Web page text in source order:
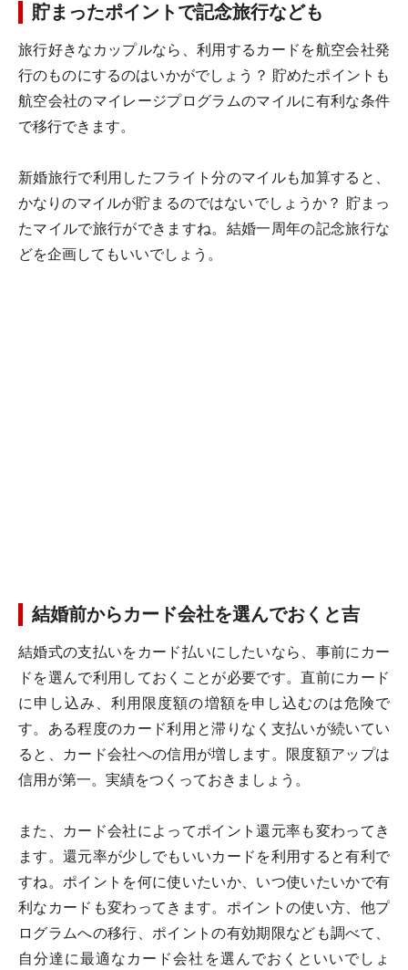
貯まったポイントで記念旅行なども
旅行好きなカップルなら、利用するカードを航空会社発
行のものにするのはいかがでしょう？ 貯めたポイントも
航空会社のマイレージプログラムのマイルに有利な条件
で移行できます。
新婚旅行で利用したフライト分のマイルも加算すると、
かなりのマイルが貯まるのではないでしょうか？ 貯まっ
たマイルで旅行ができますね。結婚一周年の記念旅行な
どを企画してもいいでしょう。
結婚前からカード会社を選んでおくと吉
結婚式の支払いをカード払いにしたいなら、事前にカー
ドを選んで利用しておくことが必要です。直前にカード
に申し込み、利用限度額の増額を申し込むのは危険で
す。ある程度のカード利用と滞りなく支払いが続いてい
ると、カード会社への信用が増します。限度額アップは
信用が第一。実績をつくっておきましょう。
また、カード会社によってポイント還元率も変わってき
ます。還元率が少しでもいいカードを利用すると有利で
すね。ポイントを何に使いたいか、いつ使いたいかで有
利なカードも変わってきます。ポイントの使い方、他プ
ログラムへの移行、ポイントの有効期限なども調べて、
自分達に最適なカード会社を選んでおくといいでしょ